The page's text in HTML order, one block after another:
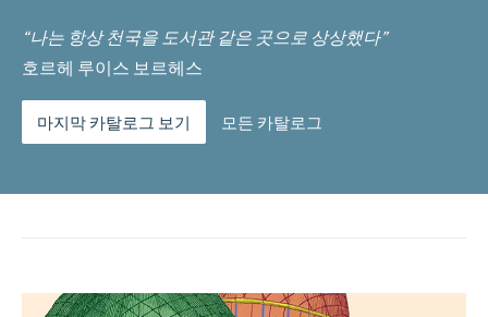
“나는 항상 천국을 도서관 같은 곳으로 상상했다”
호르헤 루이스 보르헤스
마지막 카탈로그 보기 모든 카탈로그